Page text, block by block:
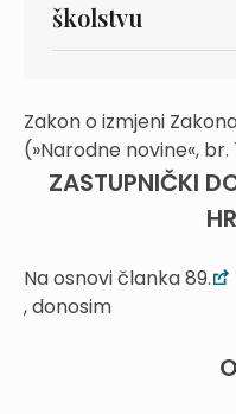
školstvu
Zakon o izmjeni
(»Narodne novine«,
ZASTUPNIČKI
Na osnovi članka 89.
, donosim